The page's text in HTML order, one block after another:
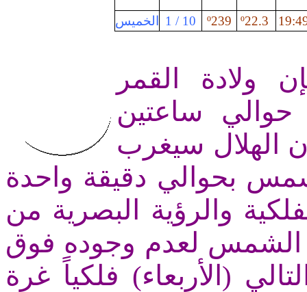
الخميس 10 / 1 239
º 22.3
º
ولادة القمر
حوالي ساعتين
الهلال سيغرب
بحوالي دقيقة واحدة
والرؤية البصرية من
الشمس لعدم وجوده فوق
(الأربعاء) فلكياً غرة